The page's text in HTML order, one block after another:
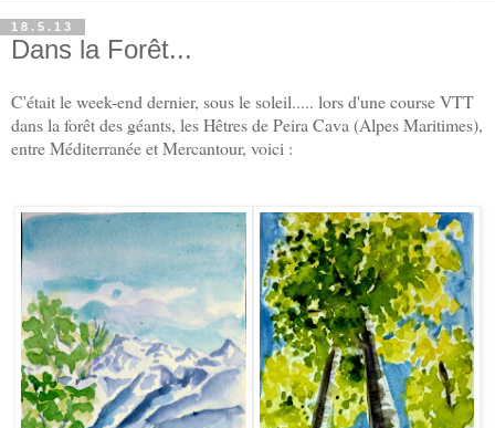
18.5.13
Dans la Forêt...
C'était le week-end dernier, sous le soleil..... lors d'une course VTT
dans la forêt des géants, les Hêtres de Peira Cava (Alpes Maritimes),
entre Méditerranée et Mercantour, voici :